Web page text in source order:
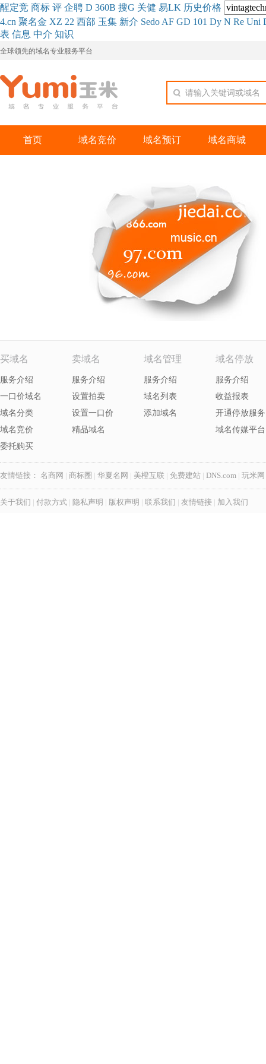
醒定竞 商标 评 企聘 D 360B 搜G 关健 易LK 历史价格
4.cn 聚名金 XZ 22 西部 玉集 新介 Sedo AF GD 101 Dy N Re Uni
表 信息 中介 知识